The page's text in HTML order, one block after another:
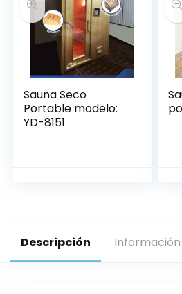
Sauna Seco
Portable modelo:
YD-8151
Descripción